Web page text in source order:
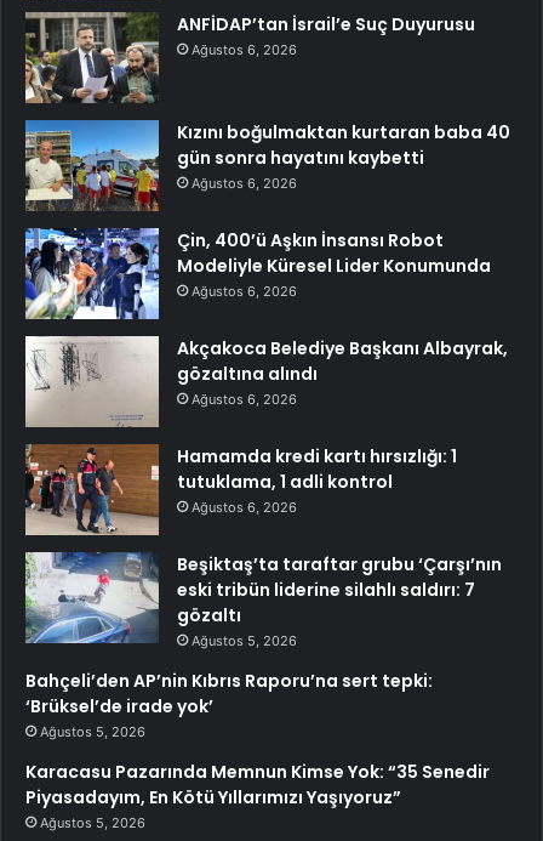
ANFİDAP’tan İsrail’e Suç Duyurusu
Ağustos 6, 2026
Kızını boğulmaktan kurtaran baba 40
gün sonra hayatını kaybetti
Ağustos 6, 2026
Çin, 400’ü Aşkın İnsansı Robot
Modeliyle Küresel Lider Konumunda
Ağustos 6, 2026
Akçakoca Belediye Başkanı Albayrak,
gözaltına alındı
Ağustos 6, 2026
Hamamda kredi kartı hırsızlığı: 1
tutuklama, 1 adli kontrol
Ağustos 6, 2026
Beşiktaş’ta taraftar grubu ‘Çarşı’nın
eski tribün liderine silahlı saldırı: 7
gözaltı
Ağustos 5, 2026
Bahçeli’den AP’nin Kıbrıs Raporu’na sert tepki:
‘Brüksel’de irade yok’
Ağustos 5, 2026
Karacasu Pazarında Memnun Kimse Yok: “35 Senedir
Piyasadayım, En Kötü Yıllarımızı Yaşıyoruz”
Ağustos 5, 2026